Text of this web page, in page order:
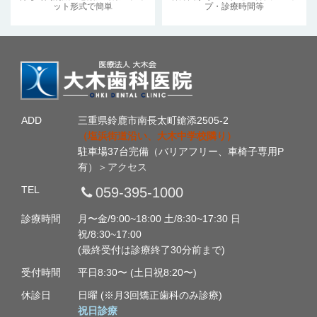
ット形式で簡単
プ・診療時間等
ADD
三重県鈴鹿市南長太町鎗添2505-2
（塩浜街道沿い、大木中学校隣り）
駐車場37台完備（バリアフリー、車椅子専用P
有）
＞アクセス
TEL
059-395-1000
診療時間
月〜金/9:00~18:00 土/8:30~17:30 日
祝/8:30~17:00
(最終受付は診療終了30分前まで)
受付時間
平日8:30〜 (土日祝8:20〜)
休診日
日曜 (※月3回矯正歯科のみ診療)
祝日診療